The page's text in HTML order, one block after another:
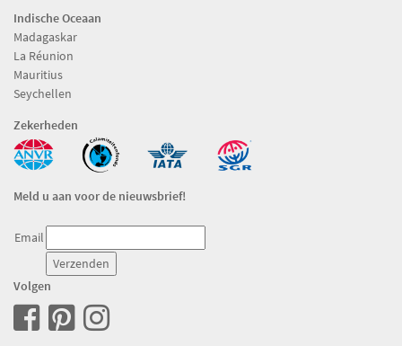
Indische Oceaan
Madagaskar
La Réunion
Mauritius
Seychellen
Zekerheden
Meld u aan voor de nieuwsbrief!
Email
Volgen